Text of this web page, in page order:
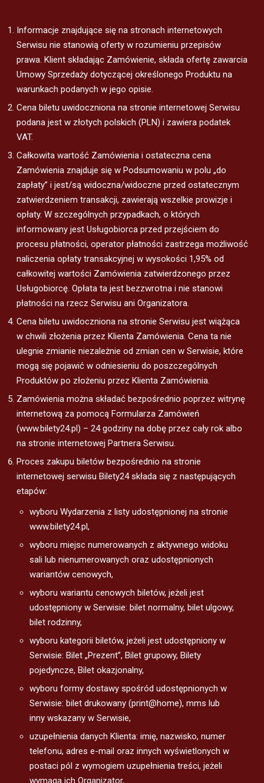
Informacje znajdujące się na stronach internetowych
Serwisu nie stanowią oferty w rozumieniu przepisów
prawa. Klient składając Zamówienie, składa ofertę zawarcia
Umowy Sprzedaży dotyczącej określonego Produktu na
warunkach podanych w jego opisie.
Cena biletu uwidoczniona na stronie internetowej Serwisu
podana jest w złotych polskich (PLN) i zawiera podatek
VAT.
Całkowita wartość Zamówienia i ostateczna cena
Zamówienia znajduje się w Podsumowaniu w polu „do
zapłaty” i jest/są widoczna/widoczne przed ostatecznym
zatwierdzeniem transakcji, zawierają wszelkie prowizje i
opłaty. W szczególnych przypadkach, o których
informowany jest Usługobiorca przed przejściem do
procesu płatności, operator płatności zastrzega możliwość
naliczenia opłaty transakcyjnej w wysokości 1,95% od
całkowitej wartości Zamówienia zatwierdzonego przez
Usługobiorcę. Opłata ta jest bezzwrotna i nie stanowi
płatności na rzecz Serwisu ani Organizatora.
Cena biletu uwidoczniona na stronie Serwisu jest wiążąca
w chwili złożenia przez Klienta Zamówienia. Cena ta nie
ulegnie zmianie niezależnie od zmian cen w Serwisie, które
mogą się pojawić w odniesieniu do poszczególnych
Produktów po złożeniu przez Klienta Zamówienia.
Zamówienia można składać bezpośrednio poprzez witrynę
internetową za pomocą Formularza Zamówień
(www.bilety24.pl) – 24 godziny na dobę przez cały rok albo
na stronie internetowej Partnera Serwisu.
Proces zakupu biletów bezpośrednio na stronie
internetowej serwisu Bilety24 składa się z następujących
etapów:
wyboru Wydarzenia z listy udostępnionej na stronie
www.bilety24.pl,
wyboru miejsc numerowanych z aktywnego widoku
sali lub nienumerowanych oraz udostępnionych
wariantów cenowych,
wyboru wariantu cenowych biletów, jeżeli jest
udostępniony w Serwisie: bilet normalny, bilet ulgowy,
bilet rodzinny,
wyboru kategorii biletów, jeżeli jest udostępniony w
Serwisie: Bilet „Prezent”, Bilet grupowy, Bilety
pojedyncze, Bilet okazjonalny,
wyboru formy dostawy spośród udostępnionych w
Serwisie: bilet drukowany (print@home), mms lub
inny wskazany w Serwisie,
uzupełnienia danych Klienta: imię, nazwisko, numer
telefonu, adres e-mail oraz innych wyświetlonych w
postaci pól z wymogiem uzupełnienia treści, jeżeli
wymaga ich Organizator,